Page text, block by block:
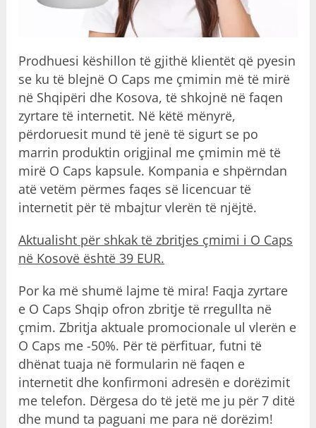
Prodhuesi këshillon të gjithë klientët që pyesin
se ku të blejnë O Caps me çmimin më të mirë
në Shqipëri dhe Kosova, të shkojnë në faqen
zyrtare të internetit. Në këtë mënyrë,
përdoruesit mund të jenë të sigurt se po
marrin produktin origjinal me çmimin më të
mirë O Caps kapsule. Kompania e shpërndan
atë vetëm përmes faqes së licencuar të
internetit për të mbajtur vlerën të njëjtë.
Aktualisht për shkak të zbritjes çmimi i O Caps
në Kosovë është 39 EUR.
Por ka më shumë lajme të mira! Faqja zyrtare
e O Caps Shqip ofron zbritje të rregullta në
çmim. Zbritja aktuale promocionale ul vlerën e
O Caps me -50%. Për të përfituar, futni të
dhënat tuaja në formularin në faqen e
internetit dhe konfirmoni adresën e dorëzimit
me telefon. Dërgesa do të jetë me ju për 7 ditë
dhe mund ta paguani me para në dorëzim!